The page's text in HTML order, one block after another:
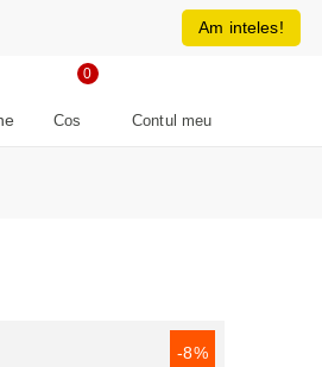
RON
Cos
0
Contul meu
-8%
Am inteles!